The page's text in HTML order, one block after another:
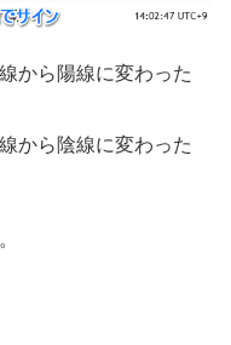
から陽線に変わった
から陰線に変わった